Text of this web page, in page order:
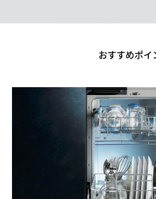
おすすめポイ